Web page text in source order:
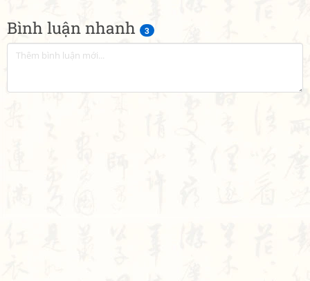
Bình luận nhanh 3